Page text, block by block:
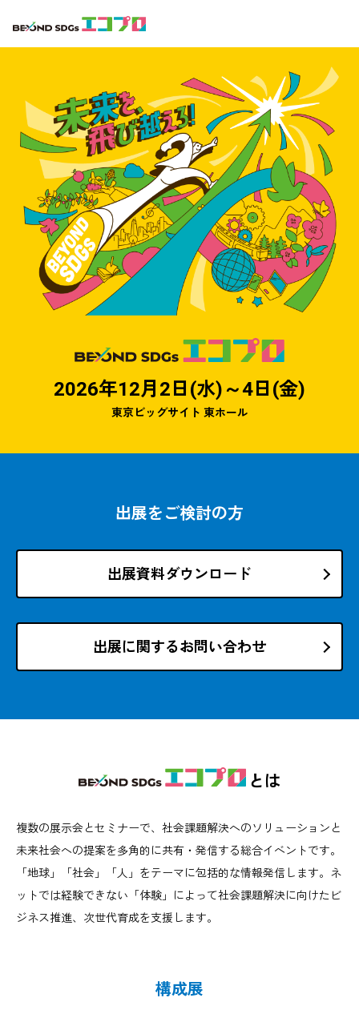
2026年12月2日(水)～4日(金)
東京ビッグサイト 東ホール
出展をご検討の方
出展資料ダウンロード
出展に関するお問い合わせ
とは
複数の展示会とセミナーで、社会課題解決へのソリューションと
未来社会への提案を多角的に共有・発信する総合イベントです。
「地球」「社会」「人」をテーマに包括的な情報発信します。ネ
ットでは経験できない「体験」によって社会課題解決に向けたビ
ジネス推進、次世代育成を支援します。
構成展